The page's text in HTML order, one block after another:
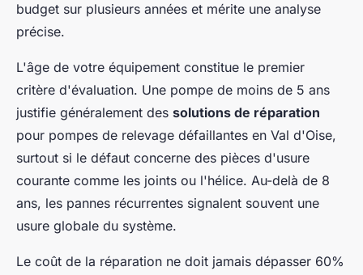
budget sur plusieurs années et mérite une analyse
précise.
L'âge de votre équipement constitue le premier
critère d'évaluation. Une pompe de moins de 5 ans
justifie généralement des solutions de réparation
pour pompes de relevage défaillantes en Val d'Oise,
surtout si le défaut concerne des pièces d'usure
courante comme les joints ou l'hélice. Au-delà de 8
ans, les pannes récurrentes signalent souvent une
usure globale du système.
Le coût de la réparation ne doit jamais dépasser 60%